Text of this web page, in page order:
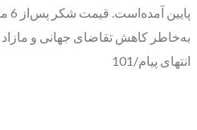
به‌خاطر کاهش تقاضای جهانی و
انتهای پیام/101